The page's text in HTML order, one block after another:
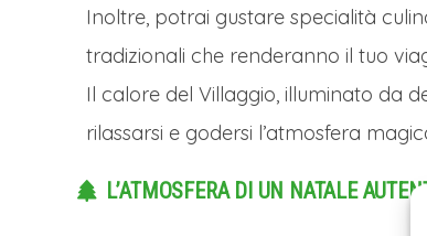
Inoltre, potrai gustare specialità
tradizionali che renderanno il tuo
Il calore del Villaggio, illuminato da
rilassarsi e godersi l’atmosfera
L’ATMOSFERA DI UN NATALE